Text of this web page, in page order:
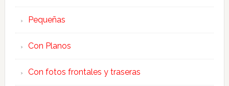
Pequeñas
Con Planos
Con fotos frontales y traseras